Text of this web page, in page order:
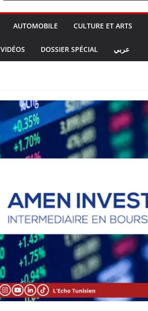
AUTOMOBILE CULTURE ET ARTS
VIDÉOS DOSSIER SPÉCIAL عربي